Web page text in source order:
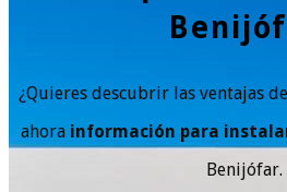
¿Quieres descubrir las ventajas
ahora información para
Benijófar.